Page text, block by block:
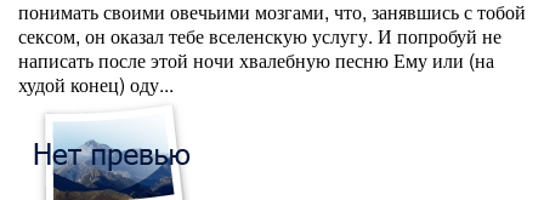
понимать своими овечьими мозгами, что, занявшись с тобой
сексом, он оказал тебе вселенскую услугу. И попробуй не
написать после этой ночи хвалебную песню Ему или (на
худой конец) оду...